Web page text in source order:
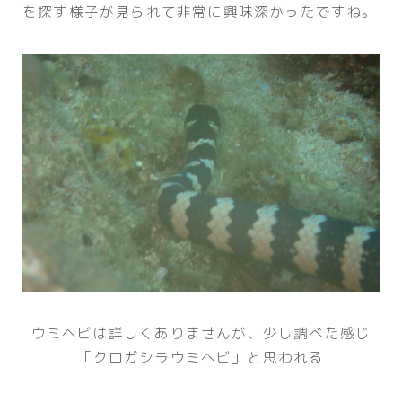
を探す様子が見られて非常に興味深かったですね。
ウミヘビは詳しくありませんが、少し調べた感じ
「クロガシラウミヘビ」と思われる